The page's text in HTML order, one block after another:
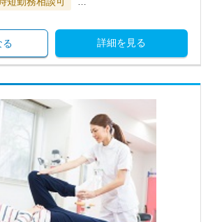
詳細を見る
る